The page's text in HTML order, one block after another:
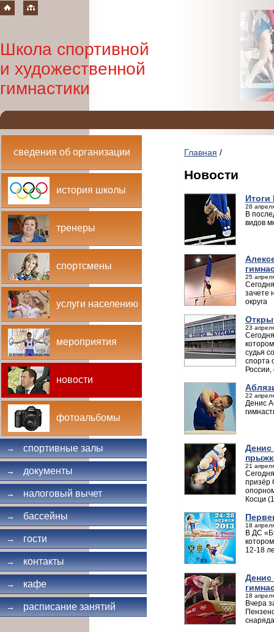
Школа спортивной
и художественной
гимнастики
сведения об организации
история школы
тренеры
спортсмены
услуги населению
мероприятия
новости
фотоальбомы
→ спортивные залы
→ документы
→ налоговый вычет
→ бассейны
→ гости
→ контакты
→ кафе
→ расписание занятий
Главная /
Новости
Итоги
28
В
видов
25
зачете
округа
23
судья
спорта
22
Денис
Денис
21
призёр
Косци
18
В ДС
12-18
Денис
18
Вчера